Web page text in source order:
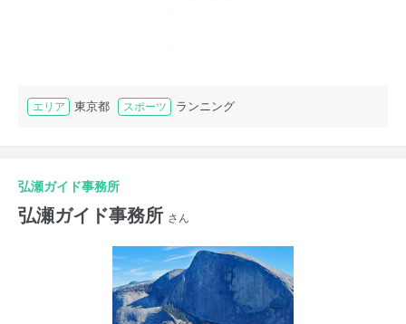
エリア 東京都 スポーツ ランニング
弘瀬ガイド事務所
弘瀬ガイド事務所 さん